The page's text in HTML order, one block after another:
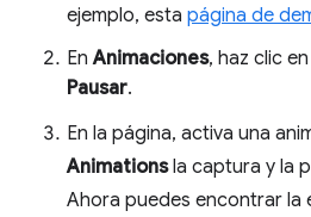
ejemplo, esta página de
EnAnimaciones, haz clic en
Pausar.
En la página, activa una
Animationsla captura y la
Ahora puedes encontrar la